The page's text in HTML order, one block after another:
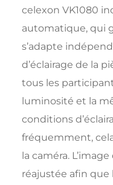
celexon VK1080
automatique, qui
s’adapte
d’éclairage de la
tous les
luminosité et la
conditions
fréquemment,
la caméra.
réajustée afin que